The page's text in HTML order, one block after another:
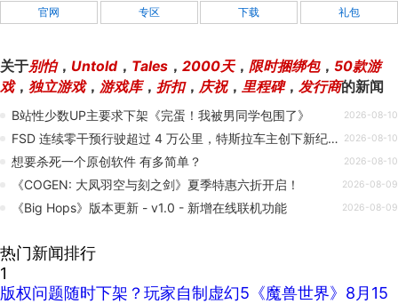
官网 专区 下载 礼包
关于别怕， Untold ， Tales ， 2000天， 限时捆绑包， 50款游
戏， 独立游戏， 游戏库， 折扣， 庆祝， 里程碑， 发行商的新闻
B站性少数UP主要求下架《完蛋！我被男同学包围了》 2026-08-10
FSD 连续零干预行驶超过 4 万公里，特斯拉车主创下新纪录 2026-08-10
想要杀死一个原创软件 有多简单？ 2026-08-10
《COGEN: 大凤羽空与刻之剑》夏季特惠六折开启！ 2026-08-09
《Big Hops》版本更新 - v1.0 - 新增在线联机功能 2026-08-09
热门新闻排行
1
版权问题随时下架？玩家自制虚幻5《魔兽世界》8月15